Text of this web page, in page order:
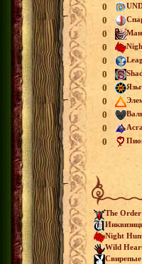
0
0
0
0
0
0
0
0
0
0
0
The
Night
Wild